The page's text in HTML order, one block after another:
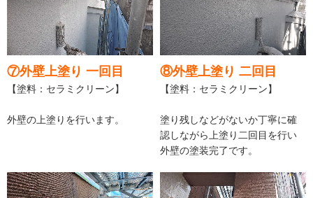
⑦外壁上塗り 一回目
【塗料：セラミクリーン】
外壁の上塗りを行います。
⑧外壁上塗り 二回目
【塗料：セラミクリーン】
塗り残しなどがないか丁寧に確
認しながら上塗り二回目を行い
外壁の塗装完了です。